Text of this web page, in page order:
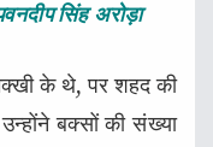
सिंह अरोड़ा
के थे, पर शहद की
बक्सों की संख्या